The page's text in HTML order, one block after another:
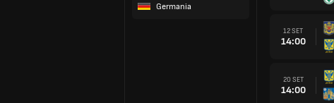
Germania
12 SET
14:00
20 SET
14:00